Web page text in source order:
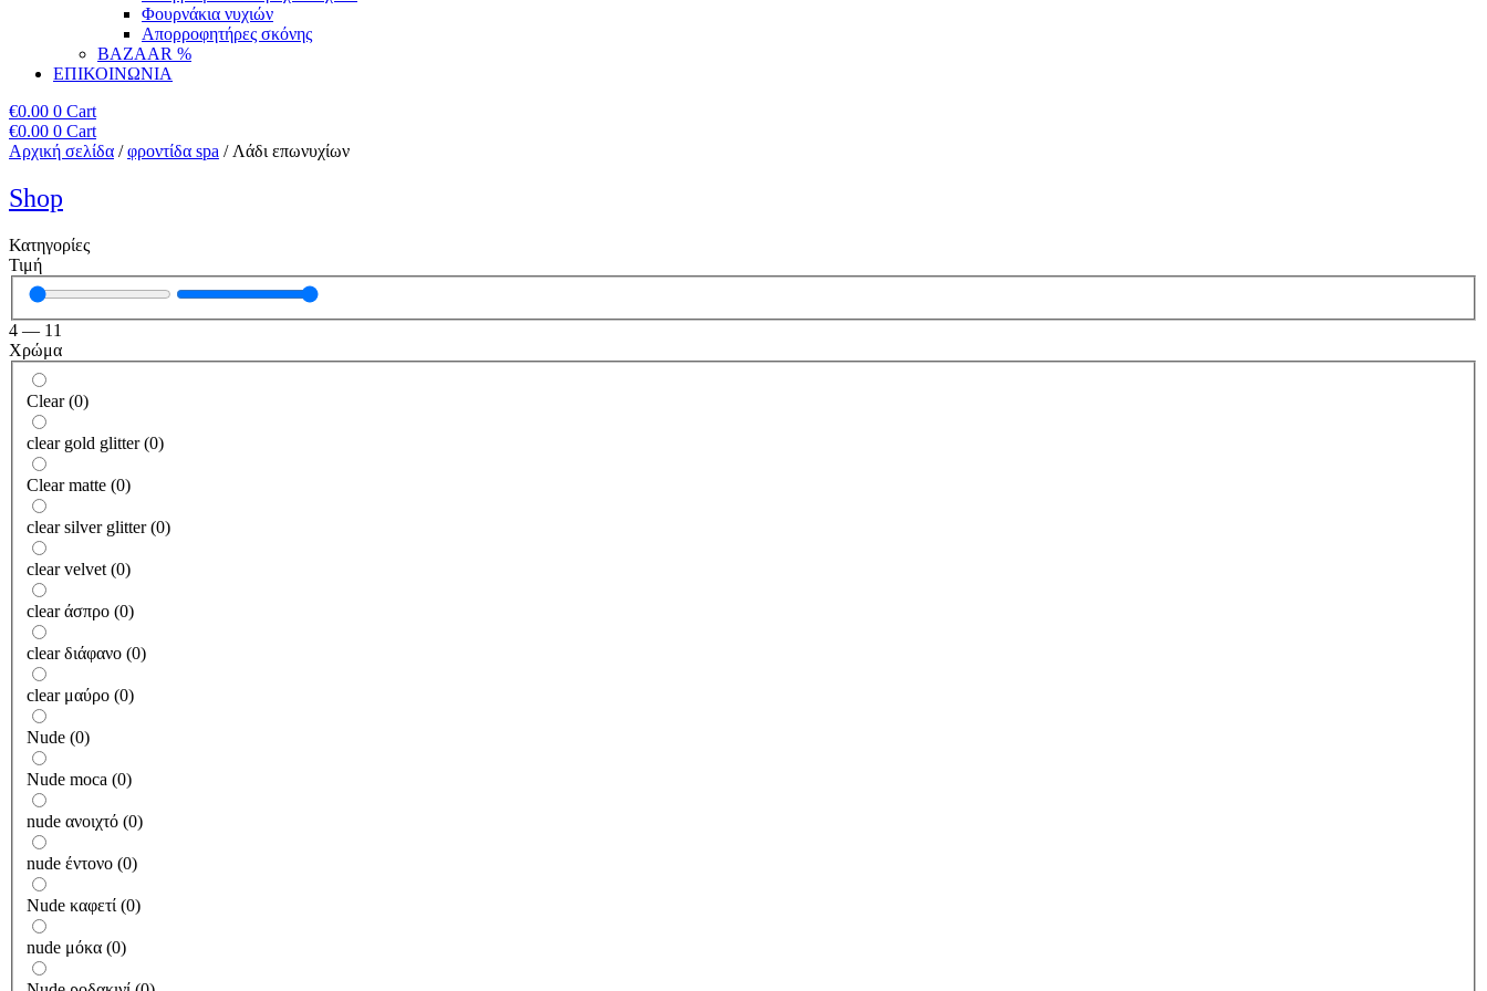
Φουρνάκια νυχιών
Απορροφητήρες σκόνης
BAZAAR %
ΕΠΙΚΟΙΝΩΝΙΑ
€0.00 0 Cart
€0.00 0 Cart
Αρχική σελίδα /φροντίδα spa / Λάδι επωνυχίων
Shop
Κατηγορίες
Τιμή
4 — 11
Χρώμα
Clear (0)
clear gold glitter (0)
Clear matte (0)
clear silver glitter (0)
clear velvet (0)
clear άσπρο (0)
clear διάφανο (0)
clear μαύρο (0)
Nude (0)
Nude moca (0)
nude ανοιχτό (0)
nude έντονο (0)
Nude καφετί (0)
nude μόκα (0)